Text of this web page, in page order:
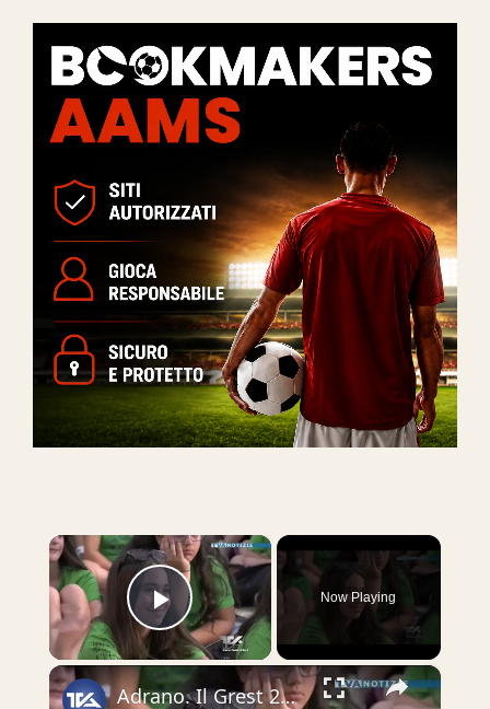
×
Play Video
Now Playing
×
Adrano. Il Grest 2026 più numeroso. All’oratorio del Rosario in 450 partecipano alle gioiose attivit